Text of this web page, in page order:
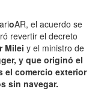
oAR, el acuerdo se
revertir el decreto
Milei y el ministro de
y que originó el
el comercio exterior
sin navegar.